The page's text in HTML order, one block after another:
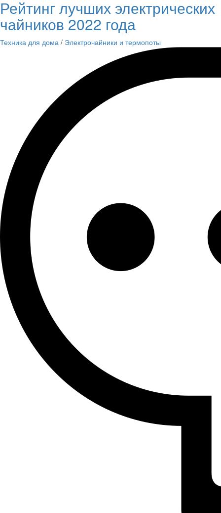
Рейтинг лучших электрических
чайников 2022 года
Техника для дома / Электрочайники и термопоты